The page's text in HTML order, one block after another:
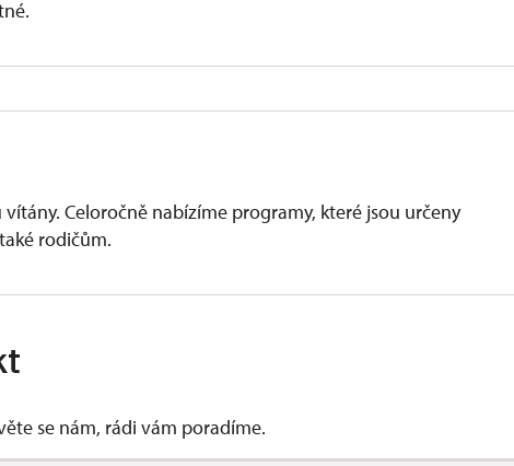
Celoročně nabízíme programy, které jsou určeny
rodičům.
se nám, rádi vám poradíme.